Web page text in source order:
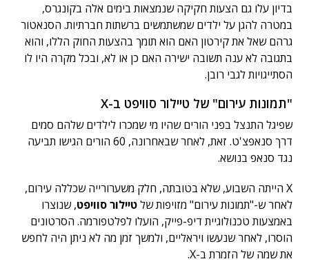
בדיון עלו גם הצעות חקיקה שנמצאות בימים אלה בקונגרס,
במטרה להגן על ילדים שמשתמשים ברשתות חברתיות. הסנאטור
גרהם שאל את קירטון האם הוא תומך בהצעות החוק הללו, והוא
בתגובה לא ענה תשובה ישירה האם כן או לא, ובכל מקרה היו לו
הסתייגויות לגבי רובן.
"תמונות עירום" של טיילור סוויפט ב-X
שפיגל התנצל בפני הורים שהיו מי שמכרו לילדים שלהם סמים
דרך סנאפצ'ט. זאת, לאחר שבאחרונה, 60 הורים הגישו תביעה
נגד סנאפ בנושא.
X הייתה השבוע, שלא בטובתה, חלק משערורייה שכללה עירום,
לאחר ש-"תמונות עירום" מזויפות שלטיילור סוויפט, שנוצרו
באמצעות טכנולוגיית דיפ-פייק, הועלו לפלטפורמה. הסרטונים
הוסרו, לאחר שנעשו ויראליים, ולמשך זמן מה לא ניתן היה לחפש
את שמה של הזמרת ב-X.